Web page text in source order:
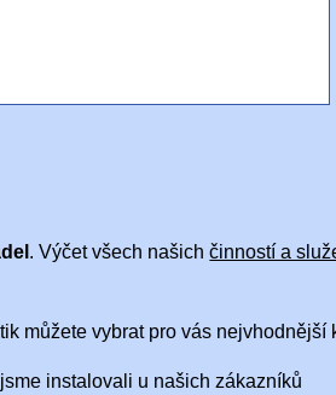
. Výčet všech našichčinností a
můžete vybrat pro vás nejvhodnější
instalovali u našich zákazníků